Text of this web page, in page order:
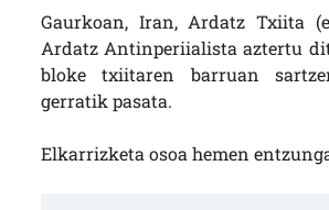
Gaurkoan, Iran, Ardatz Txiita
Ardatz Antinperiialista aztertu
bloke txiitaren barruan
gerratik pasata.
Elkarrizketa osoa hemen